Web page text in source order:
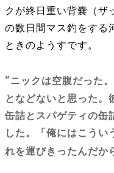
クが終日重い背嚢（ザ
の数日間マス釣をする
ときのようすです。
“ニックは空腹だった
となどないと思った。
缶詰とスパゲティの缶
した。「俺にはこうい
れを運びきったんだか